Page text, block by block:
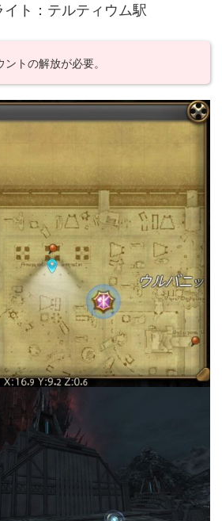
ト：テルティウム駅
トの解放が必要。